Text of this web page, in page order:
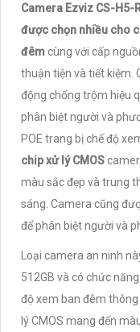
Camera Ezviz CS-H5-
được chọn nhiều cho
đêmcùng với cấp
thuận tiện và tiết kiệm.
động chống trộm hiệu
phân biệt người và
POE trang bị chế độ
chip xử lý CMOS
màu sắc đẹp và trung
sáng. Camera cũng
để phân biệt người và
Loại camera an ninh
512GB và có chức
độ xem ban đêm
lý CMOS mang đến